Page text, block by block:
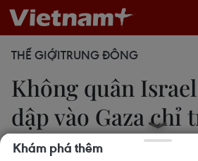
THẾ GIỚITRUNG ĐÔNG
Không quân
dập vào Gaza chỉ
ngày
Khám phá thêm